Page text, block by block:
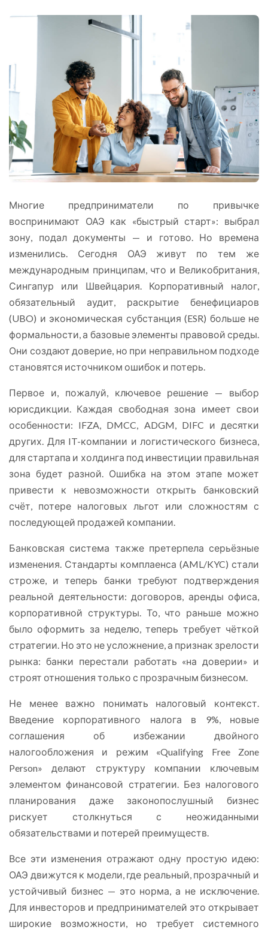
Многие предприниматели по привычке
воспринимают ОАЭ как «быстрый старт»: выбрал
зону, подал документы — и готово. Но времена
изменились. Сегодня ОАЭ живут по тем же
международным принципам, что и Великобритания,
Сингапур или Швейцария. Корпоративный налог,
обязательный аудит, раскрытие бенефициаров
(UBO) и экономическая субстанция (ESR) больше не
формальности, а базовые элементы правовой среды.
Они создают доверие, но при неправильном подходе
становятся источником ошибок и потерь.
Первое и, пожалуй, ключевое решение — выбор
юрисдикции. Каждая свободная зона имеет свои
особенности: IFZA, DMCC, ADGM, DIFC и десятки
других. Для IT-компании и логистического бизнеса,
для стартапа и холдинга под инвестиции правильная
зона будет разной. Ошибка на этом этапе может
привести к невозможности открыть банковский
счёт, потере налоговых льгот или сложностям с
последующей продажей компании.
Банковская система также претерпела серьёзные
изменения. Стандарты комплаенса (AML/KYC) стали
строже, и теперь банки требуют подтверждения
реальной деятельности: договоров, аренды офиса,
корпоративной структуры. То, что раньше можно
было оформить за неделю, теперь требует чёткой
стратегии. Но это не усложнение, а признак зрелости
рынка: банки перестали работать «на доверии» и
строят отношения только с прозрачным бизнесом.
Не менее важно понимать налоговый контекст.
Введение корпоративного налога в 9%, новые
соглашения об избежании двойного
налогообложения и режим «Qualifying Free Zone
Person» делают структуру компании ключевым
элементом финансовой стратегии. Без налогового
планирования даже законопослушный бизнес
рискует столкнуться с неожиданными
обязательствами и потерей преимуществ.
Все эти изменения отражают одну простую идею:
ОАЭ движутся к модели, где реальный, прозрачный и
устойчивый бизнес — это норма, а не исключение.
Для инвесторов и предпринимателей это открывает
широкие возможности, но требует системного